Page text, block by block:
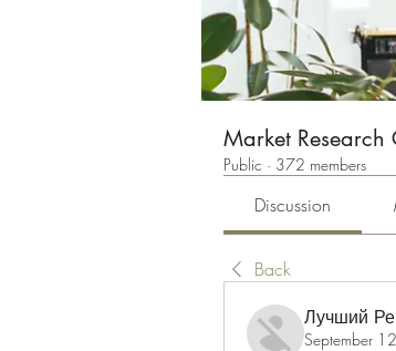
Market Research
Public · 372 members
Discussion
Back
Лучший
September